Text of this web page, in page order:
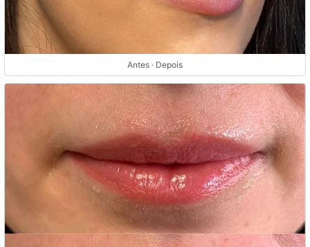
Antes · Depois